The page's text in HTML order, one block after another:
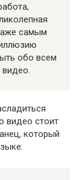
самым
обо всем
видео стоит
который